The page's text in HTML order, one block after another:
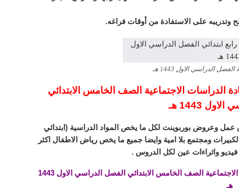
الدراسي الاول 1443 هـ
الدراسات الاجتماعية الصف الخامس الابتدائي
1443 هـ
وعروض بوربوينت لكل ما يخص المواد الدراسية (ابتدائي
ومجتمع بلا امية وايضا جميع ما يخص رياض الاطفال اكثر
واثراءات عين لكل الدروس .
تحضير المستقبل درس الحضارة الاسلامية مادة الدراسات الاجتماعية الصف الخامس الابتدائي الفصل الدراسي الاول 1443
هـ